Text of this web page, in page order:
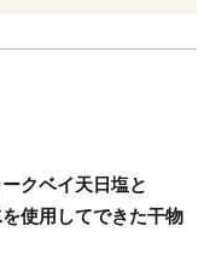
クベイ天日塩と
使用してできた干物